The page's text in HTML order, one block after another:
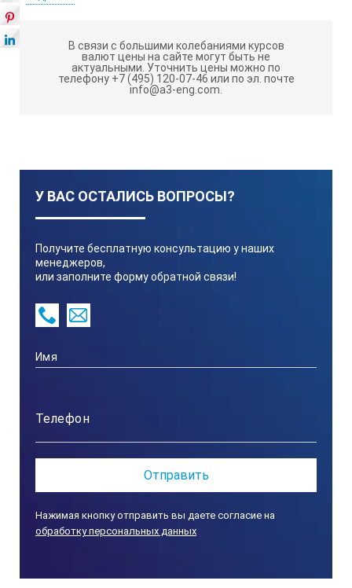
1 g (СКЗ
-10C до +55С
900 грамм
В связи с большими колебаниями курсов
валют цены на сайте могут быть не
актуальными. Уточнить цены можно по
телефону +7 (495) 120-07-46 или по эл. почте
info@a3-eng.com.
У ВАС ОСТАЛИСЬ ВОПРОСЫ?
Получите бесплатную консультацию у наших
менеджеров,
или заполните форму обратной связи!
Нажимая кнопку отправить вы даете согласие на
обработку персональных данных